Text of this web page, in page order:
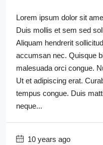
Lorem ipsum dolor sit
Duis mollis et sem sed
Aliquam hendrerit
accumsan nec. Quisque
malesuada orci congue.
Ut et adipiscing erat.
tempus congue. Duis
neque...
10 years ago